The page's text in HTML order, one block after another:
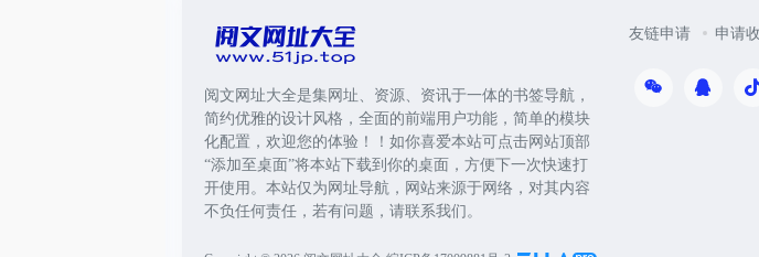
阅文网址大全是集网址、资源、资讯于一体的书签导航，
简约优雅的设计风格，全面的前端用户功能，简单的模块
化配置，欢迎您的体验！！如你喜爱本站可点击网站顶部
“添加至桌面”将本站下载到你的桌面，方便下一次快速打
开使用。本站仅为网址导航，网站来源于网络，对其内容
不负任何责任，若有问题，请联系我们。
友链申请 申请